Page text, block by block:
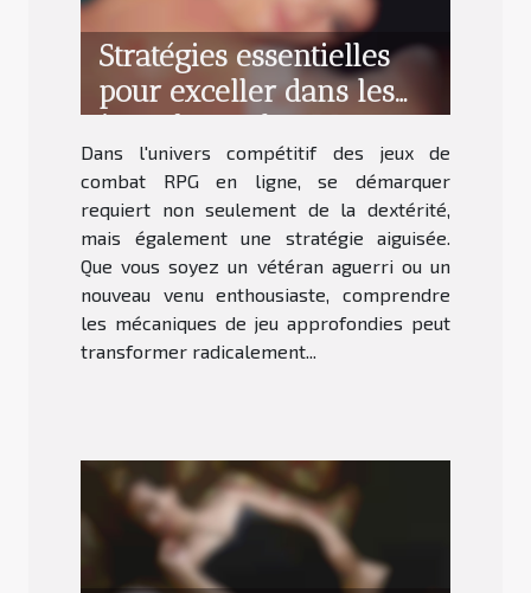
Stratégies essentielles
pour exceller dans les
jeux de combat RPG en
ligne
Dans l'univers compétitif des jeux de
combat RPG en ligne, se démarquer
requiert non seulement de la dextérité,
mais également une stratégie aiguisée.
Que vous soyez un vétéran aguerri ou un
nouveau venu enthousiaste, comprendre
les mécaniques de jeu approfondies peut
transformer radicalement...